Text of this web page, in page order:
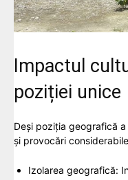
Impactul
poziției unice
Deși poziția geografică
și provocări
Izolarea geografică: